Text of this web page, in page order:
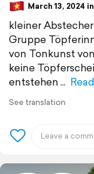
March 13, 2024
kleiner
Gruppe
von Tonkunst
keine
entstehen
See translation